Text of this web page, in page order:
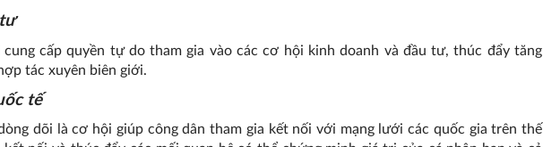
cấp quyền tự do tham gia vào các cơ hội kinh doanh và đầu tư, thúc đẩy tăng
tác xuyên biên giới.
tế
dõi là cơ hội giúp công dân tham gia kết nối với mạng lưới các quốc gia trên thế